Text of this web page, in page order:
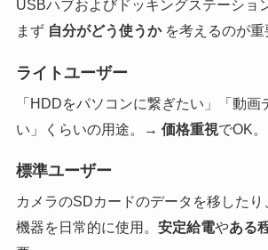
USBハブおよびドッキングステーショ
まず 自分がどう使うかを考えるのが重
ライトユーザー
「HDDをパソコンに繋ぎたい」「動画
い」くらいの用途。→ 価格重視でOK。
標準ユーザー
カメラのSDカードのデータを移したり
機器を日常的に使用。 安定給電やある